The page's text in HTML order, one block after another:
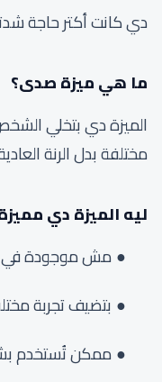
دي كانت أكتر حاجة
ما هي ميزة صدى؟
الميزة دي بتخلي
مختلفة بدل الرنة
ليه الميزة دي
مش موجودة في
بتضيف تجربة
ممكن تُستخدم